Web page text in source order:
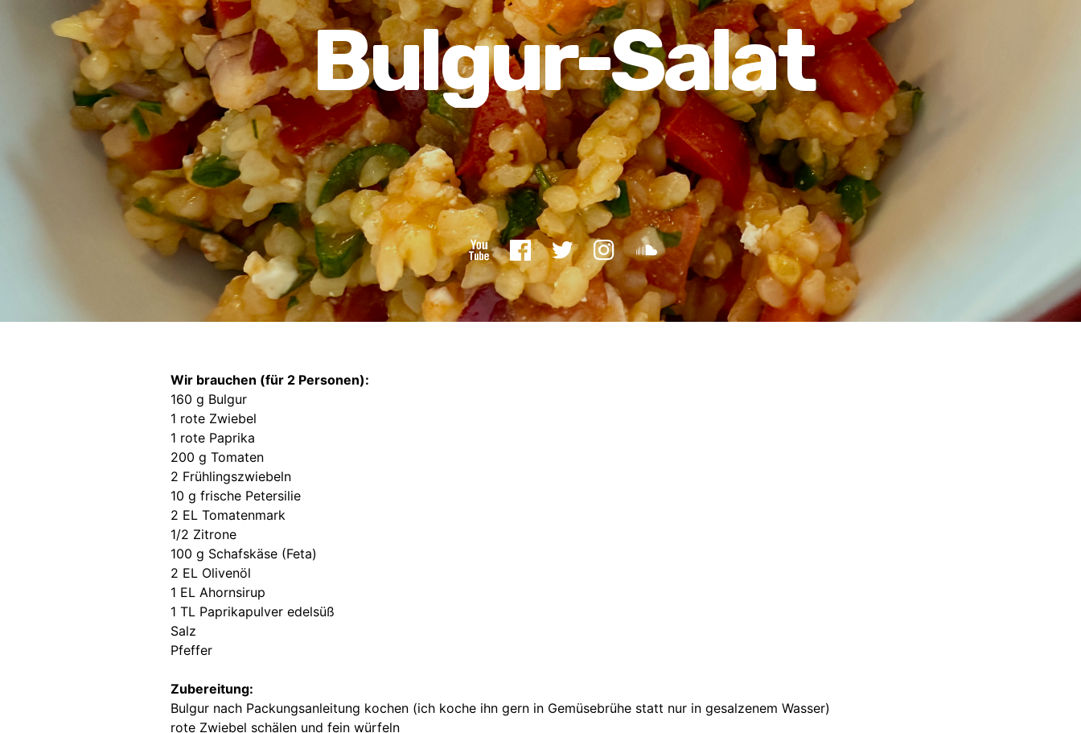
Wir brauchen (für 2 Personen):
160 g Bulgur
1 rote Zwiebel
1 rote Paprika
200 g Tomaten
2 Frühlingszwiebeln
10 g frische Petersilie
2 EL Tomatenmark
1/2 Zitrone
100 g Schafskäse (Feta)
2 EL Olivenöl
1 EL Ahornsirup
1 TL Paprikapulver edelsüß
Salz
Pfeffer
Zubereitung:
Bulgur nach Packungsanleitung kochen (ich koche ihn gern in Gemüsebrühe statt nur in gesalzenem Wasser)
rote Zwiebel schälen und fein würfeln